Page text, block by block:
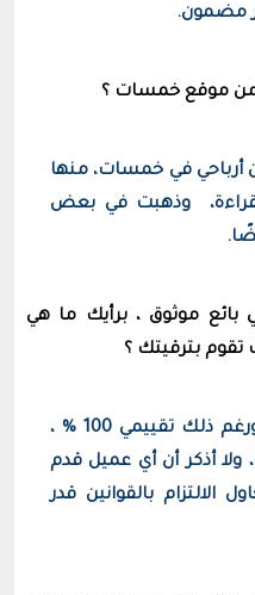
مضمون.
من موقع خمسات ؟
أرباحي في خمسات، منها
وذهبت في بعض
موثوق ، برأيك ما هي
تقوم بترقيتك ؟
أعتقد لأن عدد مبيعاتي كبير ورغم ذلك تقييمي 100 % ،
ولا أذكر أن أي عميل قدم
بالقوانين قدر